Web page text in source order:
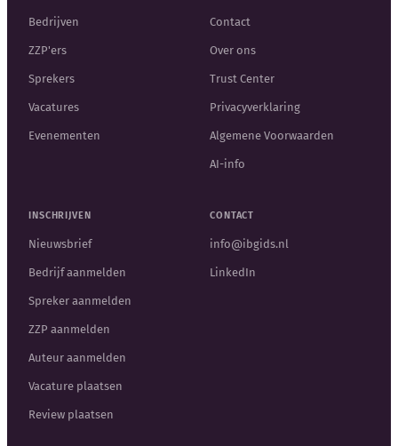
Bedrijven
ZZP'ers
Sprekers
Vacatures
Evenementen
Contact
Over ons
Trust Center
Privacyverklaring
Algemene Voorwaarden
AI-info
INSCHRIJVEN
Nieuwsbrief
Bedrijf aanmelden
Spreker aanmelden
ZZP aanmelden
Auteur aanmelden
Vacature plaatsen
Review plaatsen
CONTACT
info@ibgids.nl
LinkedIn